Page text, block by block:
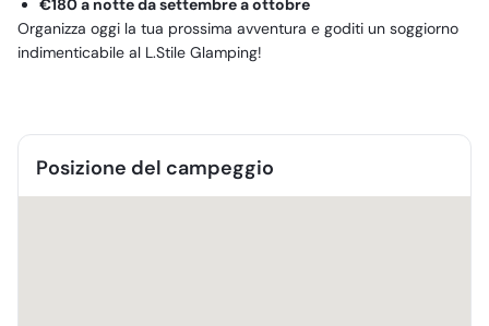
€180 a notte da settembre a ottobre
Organizza oggi la tua prossima avventura e goditi un soggiorno
indimenticabile al L.Stile Glamping!
Posizione del campeggio